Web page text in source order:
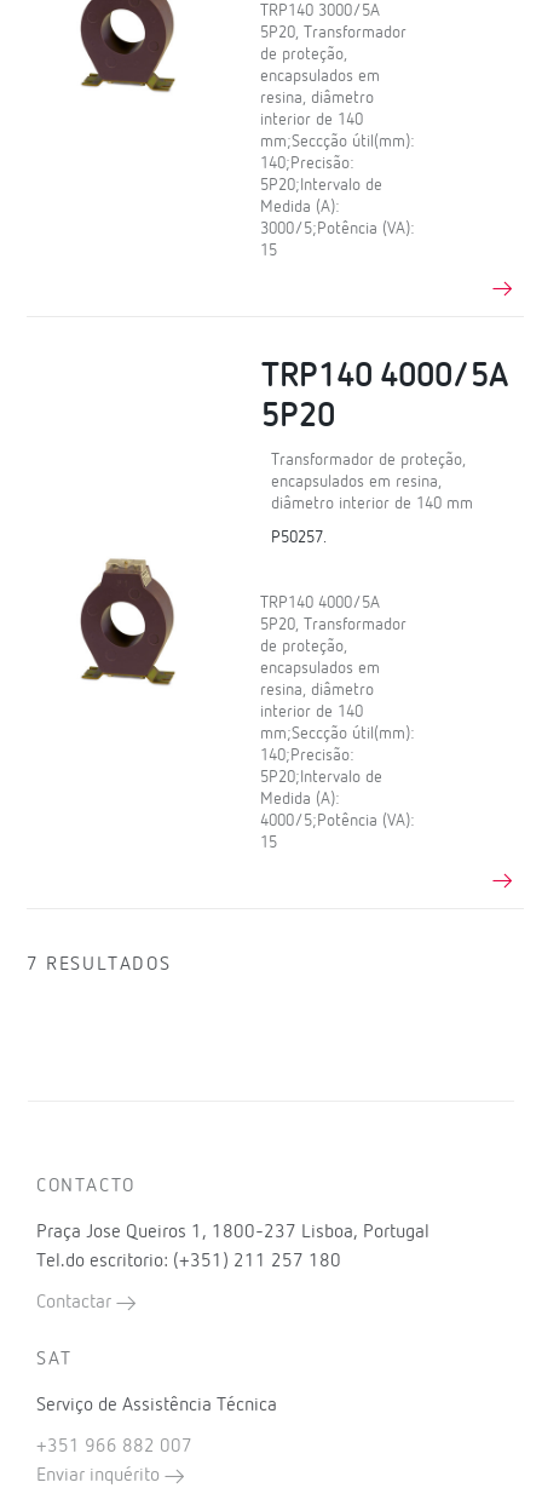
TRP140 3000/5A
5P20, Transformador
de proteção,
encapsulados em
resina, diâmetro
interior de 140
mm;Seccção útil(mm):
140;Precisão:
5P20;Intervalo de
Medida (A):
3000/5;Potência (VA):
15
TRP140 4000/5A
5P20
Transformador de proteção,
encapsulados em resina,
diâmetro interior de 140 mm
P50257.
TRP140 4000/5A
5P20, Transformador
de proteção,
encapsulados em
resina, diâmetro
interior de 140
mm;Seccção útil(mm):
140;Precisão:
5P20;Intervalo de
Medida (A):
4000/5;Potência (VA):
15
7 RESULTADOS
CONTACTO
Praça Jose Queiros 1, 1800-237 Lisboa, Portugal
Tel.do escritorio: (+351) 211 257 180
Contactar
SAT
Serviço de Assistência Técnica
+351 966 882 007
Enviar inquérito